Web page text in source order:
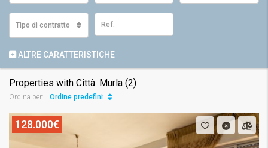
Tipo di contratto
ALTRE CARATTERISTICHE
Properties with Città: Murla (2)
Ordina per: Ordine predefinito
128.000€